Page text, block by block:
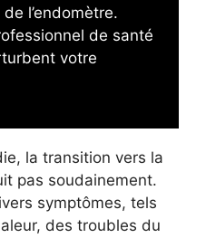
l’endomètre.
de santé
votre
la transition vers la
pas soudainement.
symptômes, tels
des troubles du